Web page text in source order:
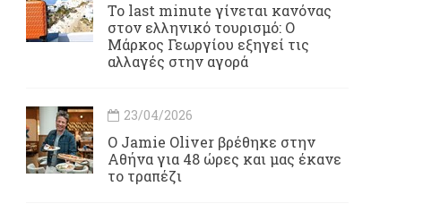
Το last minute γίνεται κανόνας
στον ελληνικό τουρισμό: Ο
Μάρκος Γεωργίου εξηγεί τις
αλλαγές στην αγορά
23/04/2026
Ο Jamie Oliver βρέθηκε στην
Αθήνα για 48 ώρες και μας έκανε
το τραπέζι